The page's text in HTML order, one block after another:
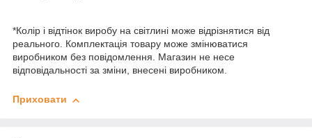
*Колір і відтінок виробу на світлині може відрізнятися від
реального. Комплектація товару може змінюватися
виробником без повідомлення. Магазин не несе
відповідальності за зміни, внесені виробником.
Приховати